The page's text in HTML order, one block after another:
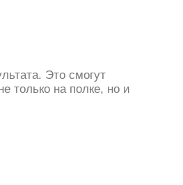
Это смогут
только на полке, но и